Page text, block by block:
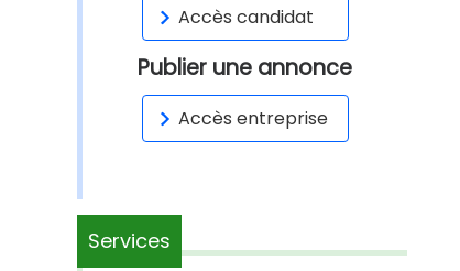
Accès candidat
Publier une annonce
Accès entreprise
Services